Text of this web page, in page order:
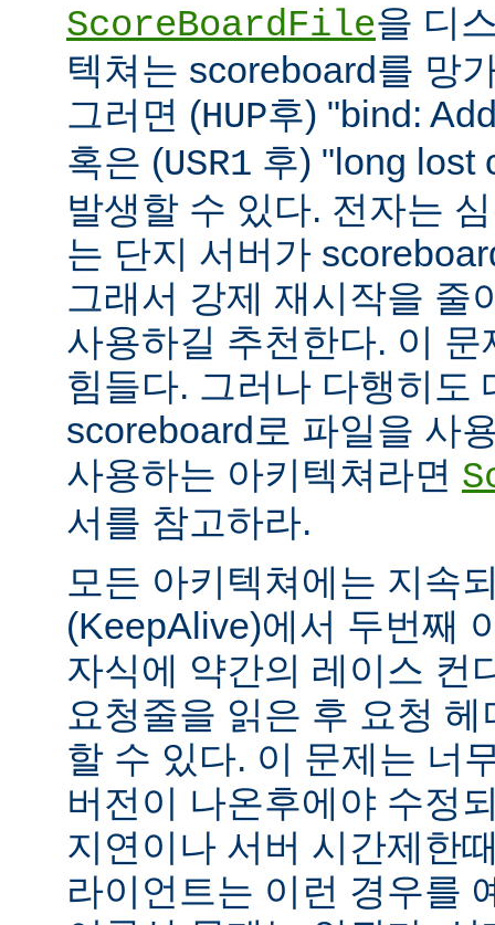
ScoreBoardFile을 디
텍쳐는 scoreboard를 망
그러면 (HUP후) "bind:
혹은 (USR1 후) "long lost
발생할 수 있다. 전자는
는 단지 서버가
그래서 강제 재시작을 줄
사용하길 추천한다. 이
힘들다. 그러나 다행히도
scoreboard로 파일을 사
사용하는 아키텍쳐라면
서를 참고하라.
모든 아키텍쳐에는 지속
(KeepAlive)에서 두번째
자식에 약간의 레이스 컨
요청줄을 읽은 후 요청
할 수 있다. 이 문제는 너
버전이 나온후에야 수정
지연이나 서버 시간제한
라이언트는 이런 경우를